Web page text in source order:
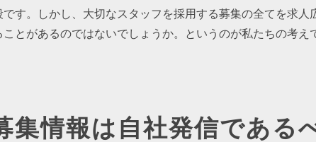
す。しかし、大切なスタッフを採用する募集の全てを求人
とがあるのではないでしょうか。というのが私たちの考え
集情報は自社発信である